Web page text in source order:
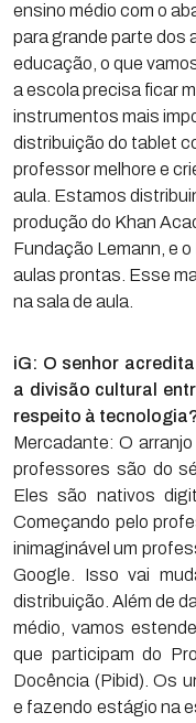
ensino médio com o
para grande parte dos
educação, o que
a escola precisa ficar
instrumentos mais
distribuição do tablet
professor melhore e
aula. Estamos
produção do Khan
Fundação Lemann, e
aulas prontas. Esse
na sala de aula.
iG: O senhor
a divisão cultural
respeito à
Mercadante: O
professores são do
Eles são nativos
Começando pelo
inimaginável um
Google. Isso vai
distribuição. Além de
médio, vamos
que participam do
Docência (Pibid). Os
e fazendo estágio na